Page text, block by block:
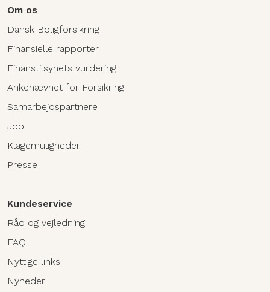
Om os
Dansk Boligforsikring
Finansielle rapporter
Finanstilsynets vurdering
Ankenævnet for Forsikring
Samarbejdspartnere
Job
Klagemuligheder
Presse
Kundeservice
Råd og vejledning
FAQ
Nyttige links
Nyheder